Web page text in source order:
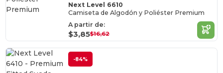
Next Level 6610
Camiseta de Algodón y Poliéster Premium
A partir de:
$3,85$16,62
-84%